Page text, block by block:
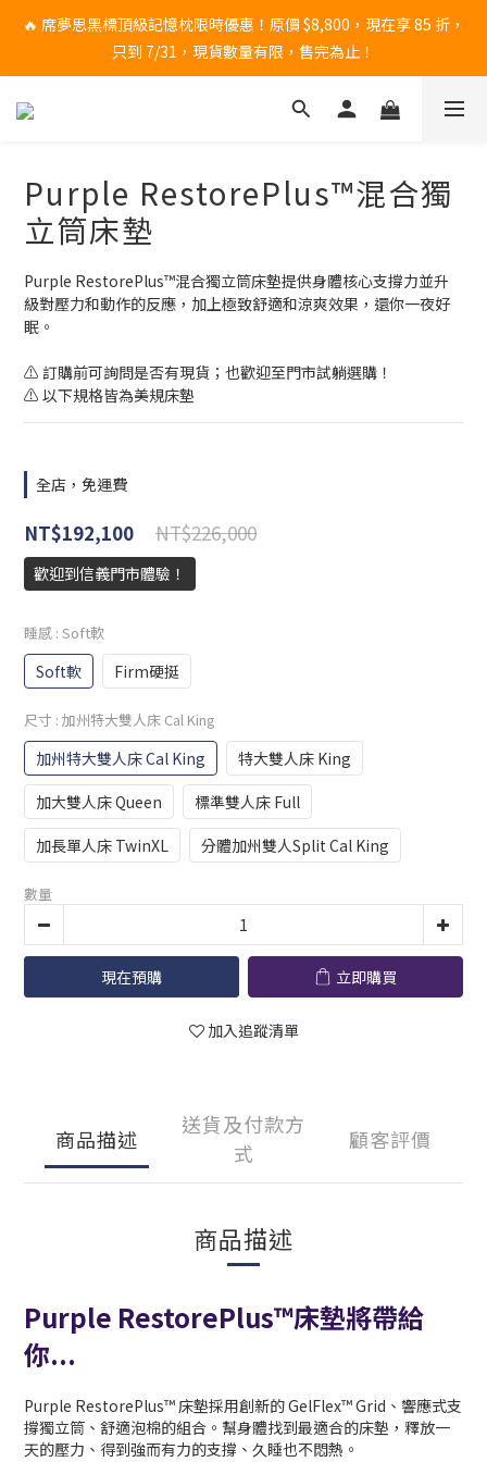
🔥 席夢思黑標頂級記憶枕限時優惠！原價 $8,800，現在享 85 折，
只到 7/31，現貨數量有限，售完為止！
🔥 席夢思黑標頂級記憶枕限時優惠！原價 $8,800，現在享 85 折，
只到 7/31，現貨數量有限，售完為止！
🛏️ 睡眠升級一次到位｜床墊加贈 席夢思原廠下墊
請至Google搜尋🔎 睡過頭Oversleep，即刻預約試躺❗預約請按這
❗
🔥 席夢思黑標頂級記憶枕限時優惠！原價 $8,800，現在享 85 折，
只到 7/31，現貨數量有限，售完為止！
Purple RestorePlus™混合獨
立筒床墊
Purple RestorePlus™混合獨立筒床墊提供身體核心支撐力並升
級對壓力和動作的反應，加上極致舒適和涼爽效果，還你一夜好
眠。
⚠️ 訂購前可詢問是否有現貨；也歡迎至門市試躺選購！
⚠️ 以下規格皆為美規床墊
全店，免運費
NT$226,000
NT$192,100
歡迎到信義門市體驗！
睡感 : Soft軟
Soft軟 Firm硬挺
尺寸 : 加州特大雙人床 Cal King
加州特大雙人床 Cal King
特大雙人床 King
加大雙人床 Queen
標準雙人床 Full
加長單人床 TwinXL
分體加州雙人Split Cal King
數量
現在預購 立即購買
加入追蹤清單
商品描述
送貨及付款方
式
顧客評價
商品描述
Purple RestorePlus™床墊將帶給
你...
Purple RestorePlus™ 床墊採用創新的 GelFlex™ Grid、響應式支
撐獨立筒、舒適泡棉的組合。幫身體找到最適合的床墊，釋放一
天的壓力、得到強而有力的支撐、久睡也不悶熱。